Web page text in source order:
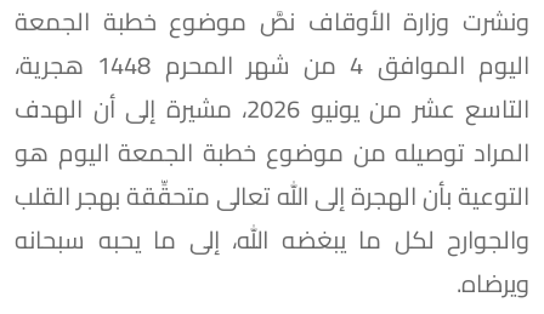
ونشرت وزارة الأوقاف نصَّ موضوع خطبة الجمعة
اليوم الموافق 4 من شهر المحرم 1448 هجرية،
التاسع عشر من يونيو 2026، مشيرة إلى أن الهدف
المراد توصيله من موضوع خطبة الجمعة اليوم هو
التوعية بأن الهجرة إلى الله تعالى متحقِّقة بهجر القلب
والجوارح لكل ما يبغضه الله، إلى ما يحبه سبحانه
ويرضاه.